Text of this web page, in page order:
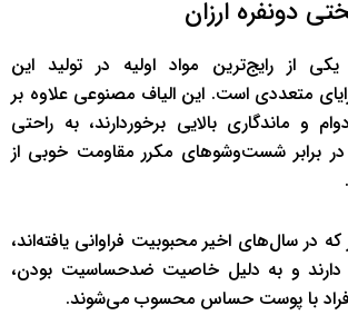
دونفره ارزان
از رایج‌ترین مواد اولیه در تولید این
متعددی است. این الیاف مصنوعی علاوه بر
و ماندگاری بالایی برخوردارند، به راحتی
برابر شست‌وشوهای مکرر مقاومت خوبی از
در سال‌های اخیر محبوبیت فراوانی یافته‌اند،
دارند و به دلیل خاصیت ضدحساسیت بودن،
افراد با پوست حساس محسوب می‌شوند.